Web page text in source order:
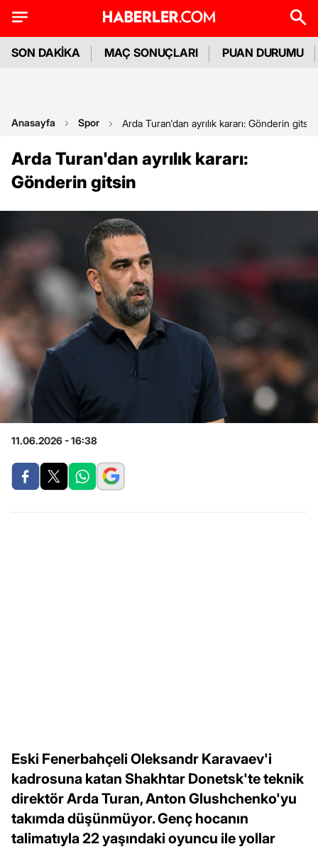
SON DAKİKA MAÇ SONUÇLARI PUAN DURUMU
Anasayfa Spor Arda Turan'dan ayrılık kararı: Gönderin gitsin
Arda Turan'dan ayrılık kararı:
Gönderin gitsin
11.06.2026 - 16:38
Eski Fenerbahçeli Oleksandr Karavaev'i
kadrosuna katan Shakhtar Donetsk'te teknik
direktör Arda Turan, Anton Glushchenko'yu
takımda düşünmüyor. Genç hocanın
talimatıyla 22 yaşındaki oyuncu ile yollar